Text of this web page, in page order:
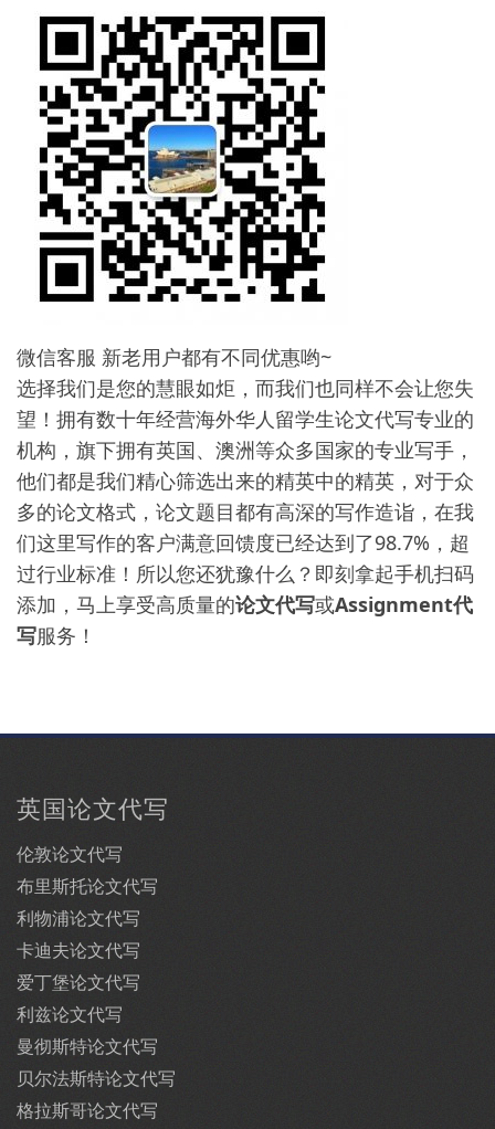
微信客服 新老用户都有不同优惠哟~
选择我们是您的慧眼如炬，而我们也同样不会让您失
望！拥有数十年经营海外华人留学生论文代写专业的
机构，旗下拥有英国、澳洲等众多国家的专业写手，
他们都是我们精心筛选出来的精英中的精英，对于众
多的论文格式，论文题目都有高深的写作造诣，在我
们这里写作的客户满意回馈度已经达到了98.7%，超
过行业标准！所以您还犹豫什么？即刻拿起手机扫码
添加，马上享受高质量的论文代写或Assignment代
写服务！
英国论文代写
伦敦论文代写
布里斯托论文代写
利物浦论文代写
卡迪夫论文代写
爱丁堡论文代写
利兹论文代写
曼彻斯特论文代写
贝尔法斯特论文代写
格拉斯哥论文代写